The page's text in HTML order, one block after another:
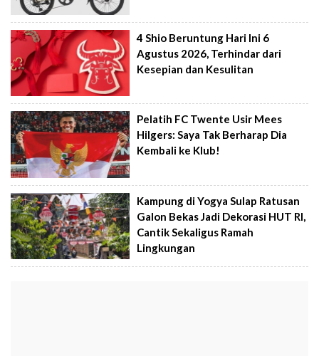
4 Shio Beruntung Hari Ini 6
Agustus 2026, Terhindar dari
Kesepian dan Kesulitan
Pelatih FC Twente Usir Mees
Hilgers: Saya Tak Berharap Dia
Kembali ke Klub!
Kampung di Yogya Sulap Ratusan
Galon Bekas Jadi Dekorasi HUT RI,
Cantik Sekaligus Ramah
Lingkungan